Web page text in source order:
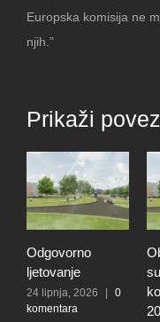
Europska komisija ne
njih.”
Prikaži
Odgovorno
ljetovanje
24 lipnja, 2026
0
komentara